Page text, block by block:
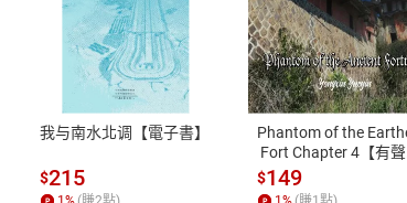
共同著作：《願望何時才能實現？「吸引力」實
力實驗集》
京家政大學造型表現學系畢，自由口筆譯工作者。
《3分鐘未來日記【369天實踐版】》《零極限
PAY、AFTEE
退換貨規範
本店是否提供消費者保護法
之權利，遽消費者保護法及
除權合理例外情事適用準則
質各有不同規定。詳細退
我与南水北调【電子書】
$215
Phantom of the
Fort Chapter 4【有聲
書】
$149